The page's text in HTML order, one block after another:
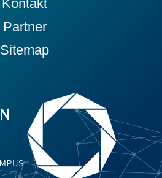
Kontakt
Partner
Sitemap